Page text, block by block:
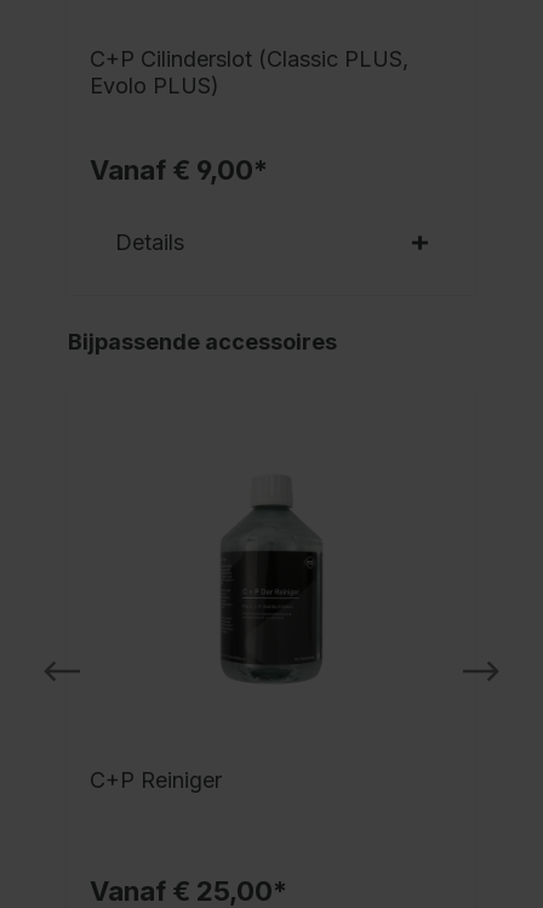
C+P Cilinderslot (Classic PLUS,
Evolo PLUS)
Vanaf € 9,00*
Details
Bijpassende accessoires
C+P Reiniger
Vanaf € 25,00*